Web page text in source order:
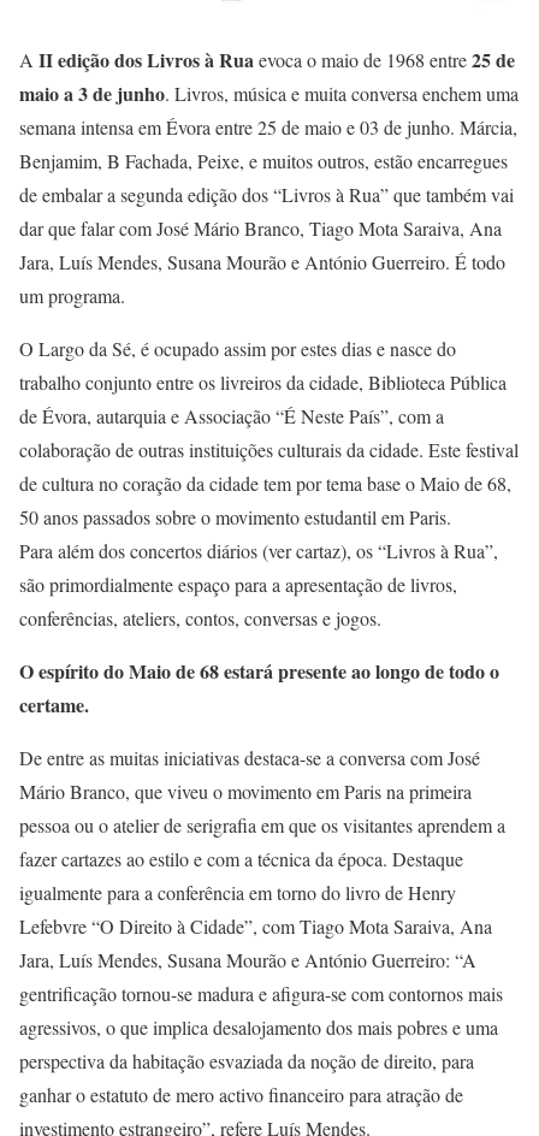
A II edição dos Livros à Rua evoca o maio de 1968 entre25 de
maio a 3 de junho. Livros, música e muita conversa enchem uma
semana intensa em Évora entre 25 de maio e 03 de junho. Márcia,
Benjamim, B Fachada, Peixe, e muitos outros, estão encarregues
de embalar a segunda edição dos “Livros à Rua” que também vai
dar que falar com José Mário Branco, Tiago Mota Saraiva, Ana
Jara, Luís Mendes, Susana Mourão e António Guerreiro. É todo
um programa.
O Largo da Sé, é ocupado assim por estes dias e nasce do
trabalho conjunto entre os livreiros da cidade, Biblioteca Pública
de Évora, autarquia e Associação “É Neste País”, com a
colaboração de outras instituições culturais da cidade. Este festival
de cultura no coração da cidade tem por tema base o Maio de 68,
50 anos passados sobre o movimento estudantil em Paris.
Para além dos concertos diários (ver cartaz), os “Livros à Rua”,
são primordialmente espaço para a apresentação de livros,
conferências, ateliers, contos, conversas e jogos.
O espírito do Maio de 68 estará presente ao longo de todo o
certame.
De entre as muitas iniciativas destaca-se a conversa com José
Mário Branco, que viveu o movimento em Paris na primeira
pessoa ou o atelier de serigrafia em que os visitantes aprendem a
fazer cartazes ao estilo e com a técnica da época. Destaque
igualmente para a conferência em torno do livro de Henry
Lefebvre “O Direito à Cidade”, com Tiago Mota Saraiva, Ana
Jara, Luís Mendes, Susana Mourão e António Guerreiro: “A
gentrificação tornou-se madura e afigura-se com contornos mais
agressivos, o que implica desalojamento dos mais pobres e uma
perspectiva da habitação esvaziada da noção de direito, para
ganhar o estatuto de mero activo financeiro para atração de
investimento estrangeiro”, refere Luís Mendes.